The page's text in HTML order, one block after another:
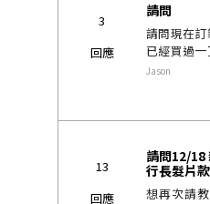
3
回應
請問
請問現在
已經買過一
內訂製第二
Jason
13
回應
請問12/18
行長髮片款
想再次請